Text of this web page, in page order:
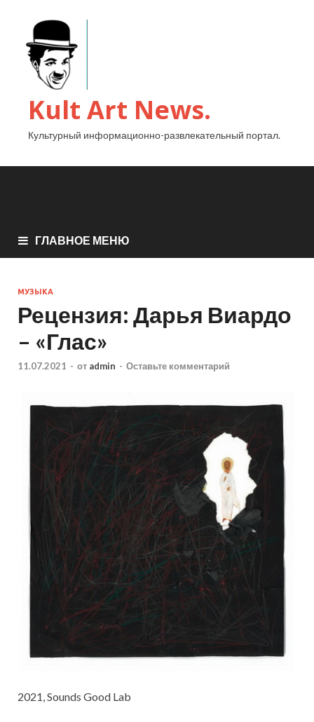
Kult Art News.
Культурный информационно-развлекательный портал.
ГЛАВНОЕ МЕНЮ
МУЗЫКА
Рецензия: Дарья Виардо
– «Глас»
11.07.2021 - от admin - Оставьте комментарий
2021, Sounds Good Lab